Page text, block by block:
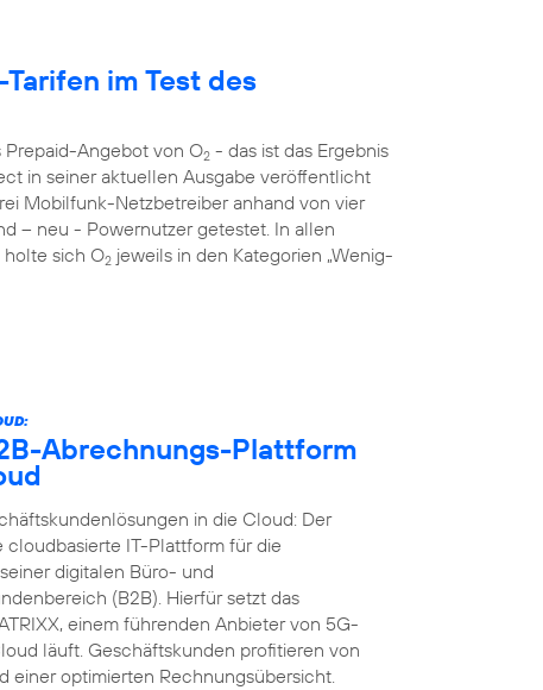
im Test des
Prepaid-Angebot von O2 - das ist das Ergebnis
in seiner aktuellen Ausgabe veröffentlicht
Mobilfunk-Netzbetreiber anhand von vier
– neu - Powernutzer getestet. In allen
holte sich O2 jeweils in den Kategorien „Wenig-
Abrechnungs-Plattform
in die Cloud: Der
IT-Plattform für die
digitalen Büro- und
(B2B). Hierfür setzt das
einem führenden Anbieter von 5G-
läuft. Geschäftskunden profitieren von
einer optimierten Rechnungsübersicht.